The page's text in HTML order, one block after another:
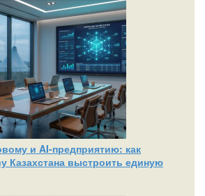
и AI‑предприятию: как
Казахстана выстроить единую